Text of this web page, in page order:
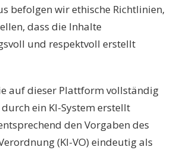
befolgen wir ethische Richtlinien,
dass die Inhalte
und respektvoll erstellt
auf dieser Plattform vollständig
ein KI-System erstellt
den Vorgaben des
(KI-VO) eindeutig als